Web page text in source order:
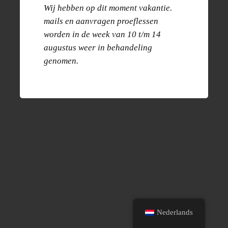
communication preferences.
Wij hebben op dit moment vakantie.
mails en aanvragen proeflessen
worden in de week van 10 t/m 14
augustus weer in behandeling
genomen.
Nederlands